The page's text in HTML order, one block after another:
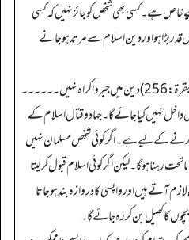
ہے۔ کسی بھی شخص کو جائز نہیں کہ کسی
بڑا ہو اور دین اسلام سے مرتد ہو جانے
(البقرة: 256) دین میں جبر و اکراہ نہیں۔۔۔۔۔۔
نہیں کیا جائے گا۔ جہاد و قتال اسلام کے
کر نے کے لیے ہے۔ اگر کوئی شخص مسلمان نہیں
رہنا ہوگا۔ لیکن اگر کوئی اسلام قبول کر لیتا
آتے ہیں اور واپسی کا دروازہ بند ہو جاتا
کا کھیل بن کر رہ جائے گا۔